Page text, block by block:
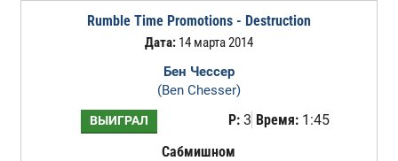
Rumble Time Promotions - Destruction
Дата:14 марта 2014
Бен Чессер
(Ben Chesser)
ВЫИГРАЛ Р:3 Время:1:45
Сабмишном